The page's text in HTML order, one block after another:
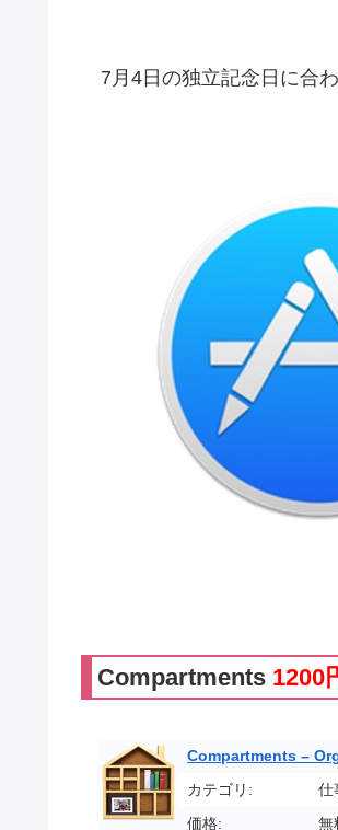
7月4日の独立記念日に合
Compartments 1200
Compartments –
カテゴリ:
仕
価格:
無